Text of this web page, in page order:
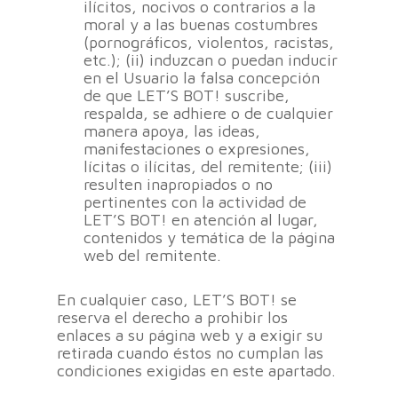
ilícitos, nocivos o contrarios a la
moral y a las buenas costumbres
(pornográficos, violentos, racistas,
etc.); (ii) induzcan o puedan inducir
en el Usuario la falsa concepción
de que LET’S BOT! suscribe,
respalda, se adhiere o de cualquier
manera apoya, las ideas,
manifestaciones o expresiones,
lícitas o ilícitas, del remitente; (iii)
resulten inapropiados o no
pertinentes con la actividad de
LET’S BOT! en atención al lugar,
contenidos y temática de la página
web del remitente.
En cualquier caso, LET’S BOT! se
reserva el derecho a prohibir los
enlaces a su página web y a exigir su
retirada cuando éstos no cumplan las
condiciones exigidas en este apartado.